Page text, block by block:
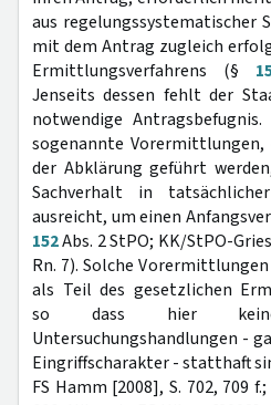
aus regelungssystematischer
mit dem Antrag zugleich
Ermittlungsverfahrens (§
Jenseits dessen fehlt der
notwendige
sogenannte Vorermittlungen,
der Abklärung geführt
Sachverhalt in
ausreicht, um einen
152Abs. 2 StPO; KK/StPO-
Rn. 7). Solche
als Teil des gesetzlichen
so dass hier keine
Untersuchungshandlungen -
Eingriffscharakter - statthaft
FS Hamm [2008], S. 702, 709